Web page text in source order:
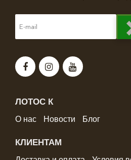
ЛОТОС К
О нас Новости Блог
КЛИЕНТАМ